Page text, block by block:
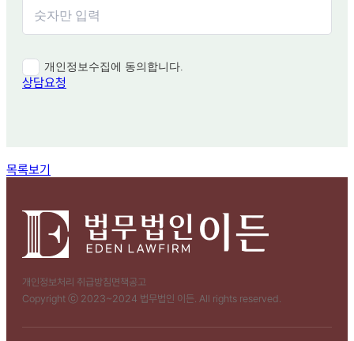
개인정보수집에 동의합니다.
상담요청
목록보기
개인정보처리 취급방침면책공고
Copyright ⓒ 2023~2024 법무법인 이든. All rights reserved.